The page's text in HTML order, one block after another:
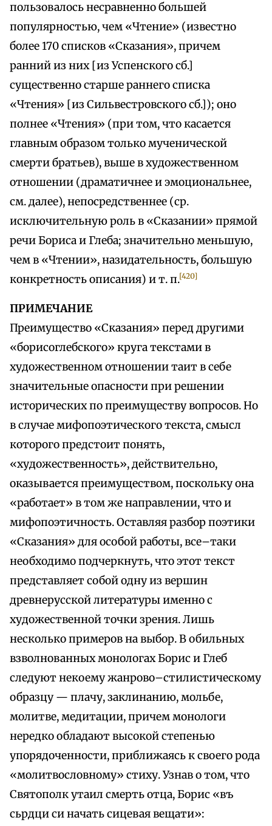
пользовалось несравненно большей
популярностью, чем «Чтение» (известно
более 170 списков «Сказания», причем
ранний из них [из Успенского сб.]
существенно старше раннего списка
«Чтения» [из Сильвестровского сб.]); оно
полнее «Чтения» (при том, что касается
главным образом только мученической
смерти братьев), выше в художественном
отношении (драматичнее и эмоциональнее,
см. далее), непосредственнее (ср.
исключительную роль в «Сказании» прямой
речи Бориса и Глеба; значительно меньшую,
чем в «Чтении», назидательность, большую
конкретность описания) и т. п.[420]
ПРИМЕЧАНИЕ
Преимущество «Сказания» перед другими
«борисоглебского» круга текстами в
художественном отношении таит в себе
значительные опасности при решении
исторических по преимуществу вопросов. Но
в случае мифопоэтического текста, смысл
которого предстоит понять,
«художественность», действительно,
оказывается преимуществом, поскольку она
«работает» в том же направлении, что и
мифопоэтичность. Оставляя разбор поэтики
«Сказания» для особой работы, все–таки
необходимо подчеркнуть, что этот текст
представляет собой одну из вершин
древнерусской литературы именно с
художественной точки зрения. Лишь
несколько примеров на выбор. В обильных
взволнованных монологах Борис и Глеб
следуют некоему жанрово–стилистическому
образцу — плачу, заклинанию, мольбе,
молитве, медитации, причем монологи
нередко обладают высокой степенью
упорядоченности, приближаясь к своего рода
«молитвословному» стиху. Узнав о том, что
Святополк утаил смерть отца, Борис «въ
сьрдци си начать сицевая вещати»: